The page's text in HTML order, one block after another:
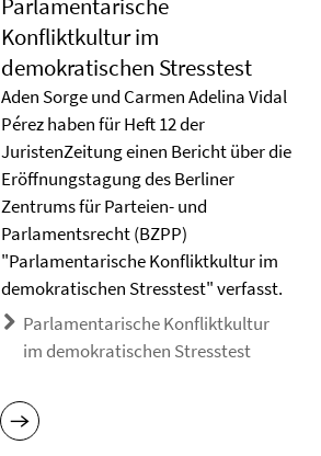
Parlamentarische
Konfliktkultur im
demokratischen Stresstest
Aden Sorge und Carmen Adelina Vidal
Pérez haben für Heft 12 der
JuristenZeitung einen Bericht über die
Eröffnungstagung des Berliner
Zentrums für Parteien- und
Parlamentsrecht (BZPP)
"Parlamentarische Konfliktkultur im
demokratischen Stresstest" verfasst.
Parlamentarische Konfliktkultur
im demokratischen Stresstest